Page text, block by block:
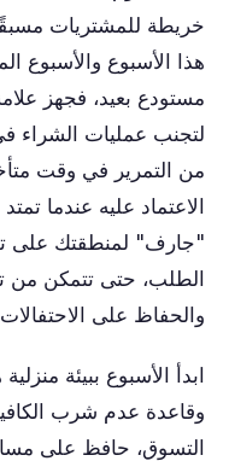
خريطة للمشتريات مسبقًا.
هذا الأسبوع والأسبوع
مستودع بعيد، فجهز
لتجنب عمليات الشراء
من التمرير في وقت
الاعتماد عليه عندما
"جارف" لمنطقتك على
الطلب، حتى تتمكن من
والحفاظ على
ابدأ الأسبوع ببيئة
التسوق، حافظ على